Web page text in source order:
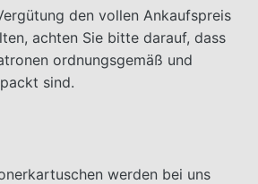
den vollen Ankaufspreis
achten Sie bitte darauf, dass
ordnungsgemäß und
sind.
werden bei uns